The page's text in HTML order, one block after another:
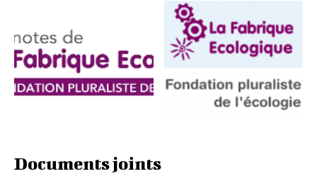
Documents joints